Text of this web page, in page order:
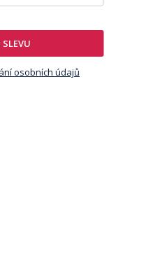
SLEVU
osobních údajů